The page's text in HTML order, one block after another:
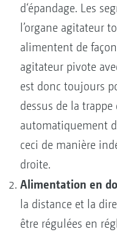
d‘épandage. Les
l’organe agitateur
alimentent de
agitateur pivote
est donc toujours
dessus de la trappe
automatiquement
ceci de manière
droite.
Alimentation en
la distance et la
être régulées en